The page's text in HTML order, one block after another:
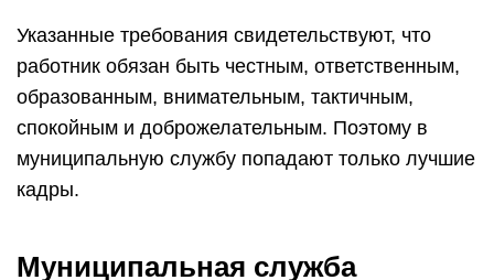
Указанные требования свидетельствуют, что
работник обязан быть честным, ответственным,
образованным, внимательным, тактичным,
спокойным и доброжелательным. Поэтому в
муниципальную службу попадают только лучшие
кадры.
Муниципальная служба